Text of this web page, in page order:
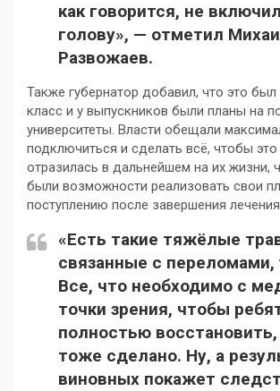
как говорится, не
голову», — отметил
Развожаев.
Также губернатор добавил, что это
класс и у выпускников были планы на
университеты. Власти обещали
подключиться и сделать всё, чтобы это
отразилась в дальнейшем на их жизни,
были возможности реализовать свои
поступлению после завершения
«Есть такие тяжёлые
связанные с
Все, что необходимо с
точки зрения, чтобы
полностью
тоже сделано. Ну, а
виновных покажет